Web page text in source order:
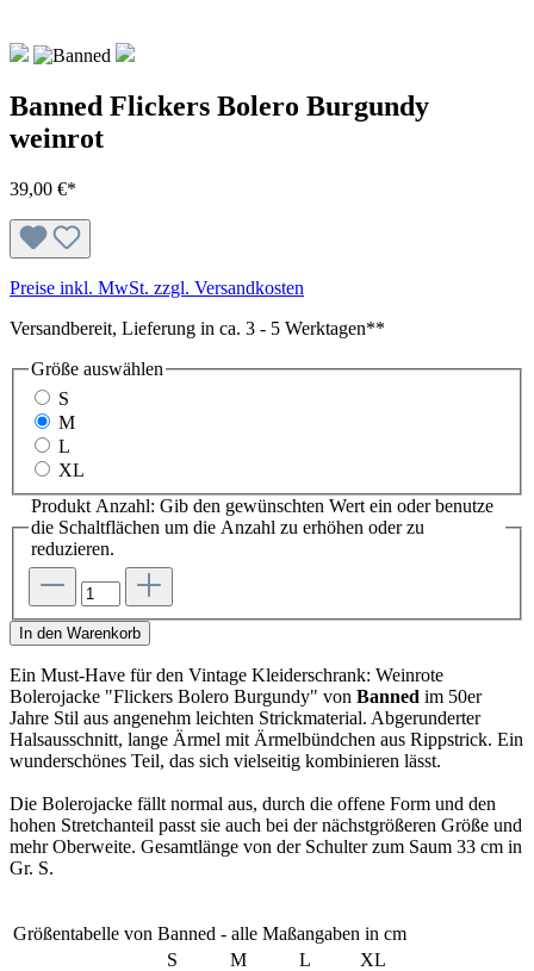
Banned Flickers Bolero Burgundy
weinrot
39,00 €*
Preise inkl. MwSt. zzgl. Versandkosten
Versandbereit, Lieferung in ca. 3 - 5 Werktagen**
Größe auswählen
S
M
L
XL
Produkt Anzahl: Gib den gewünschten Wert ein oder benutze
die Schaltflächen um die Anzahl zu erhöhen oder zu
reduzieren.
In den Warenkorb
Ein Must-Have für den Vintage Kleiderschrank: Weinrote
Bolerojacke "Flickers Bolero Burgundy" von Banned im 50er
Jahre Stil aus angenehm leichten Strickmaterial. Abgerunderter
Halsausschnitt, lange Ärmel mit Ärmelbündchen aus Rippstrick. Ein
wunderschönes Teil, das sich vielseitig kombinieren lässt.
Die Bolerojacke fällt normal aus, durch die offene Form und den
hohen Stretchanteil passt sie auch bei der nächstgrößeren Größe und
mehr Oberweite. Gesamtlänge von der Schulter zum Saum 33 cm in
Gr. S.
Größentabelle von Banned - alle Maßangaben in cm
S
M L
XL